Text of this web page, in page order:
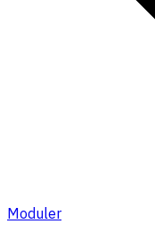
Moduler